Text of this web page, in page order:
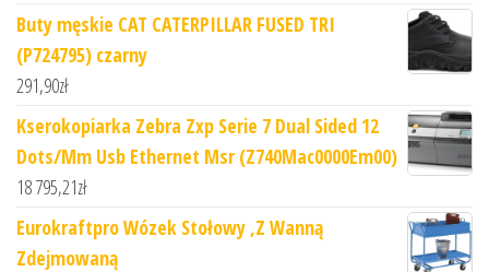
Buty męskie CAT CATERPILLAR FUSED TRI
(P724795) czarny
291,90zł
Kserokopiarka Zebra Zxp Serie 7 Dual Sided 12
Dots/Mm Usb Ethernet Msr (Z740Mac0000Em00)
18 795,21zł
Eurokraftpro Wózek Stołowy ,Z Wanną
Zdejmowaną